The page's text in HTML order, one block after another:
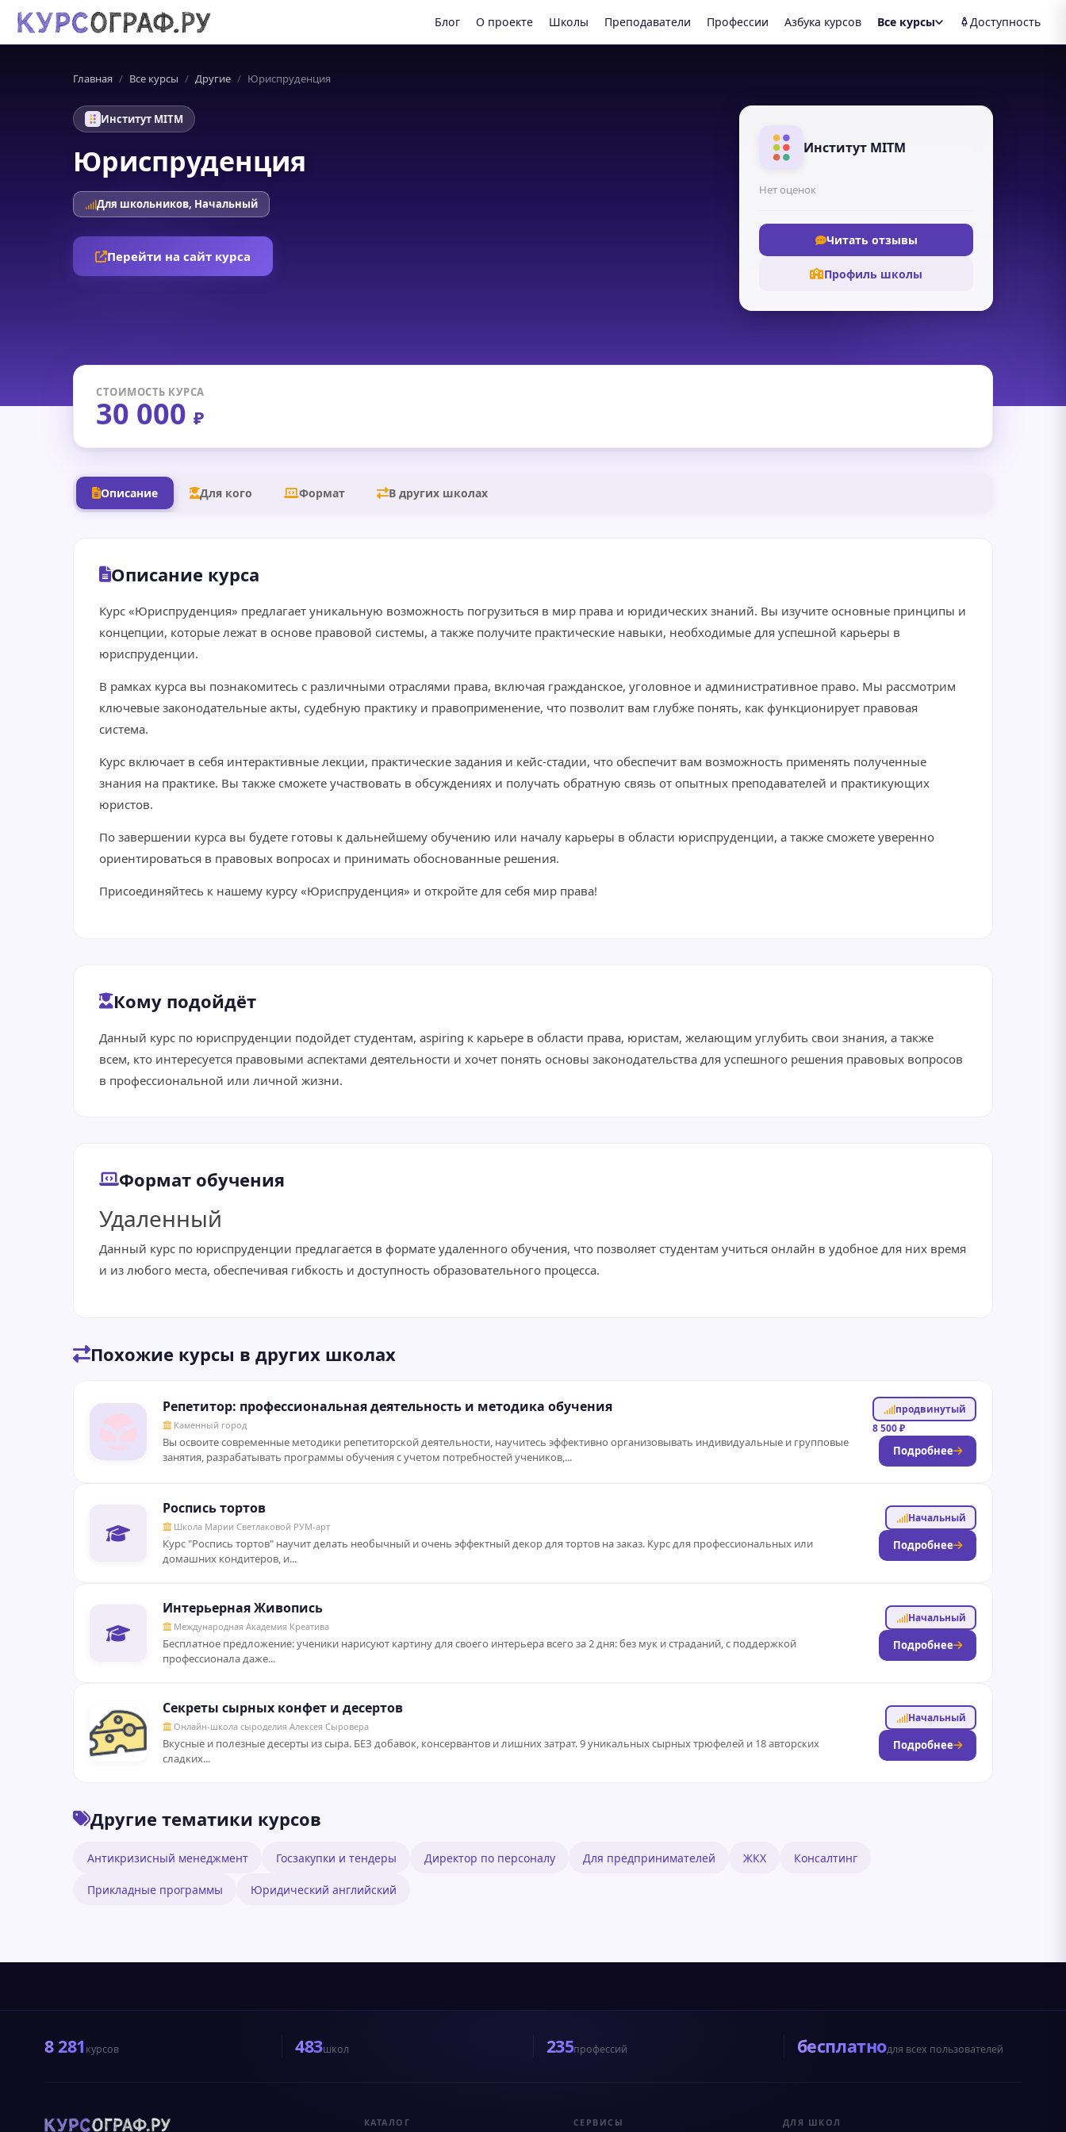
Блог О проекте Школы Преподаватели Профессии Азбука курсов Все курсы Доступность
Главная Все курсы Другие Юриспруденция
Институт MITM
Юриспруденция
Для школьников, Начальный
Перейти на сайт курса
Институт MITM
Нет оценок
Читать отзывы
Профиль школы
СТОИМОСТЬ КУРСА
30 000 ₽
Описание Для кого Формат В других школах
Описание курса
Курс «Юриспруденция» предлагает уникальную возможность погрузиться в мир права и юридических знаний. Вы изучите основные принципы и
концепции, которые лежат в основе правовой системы, а также получите практические навыки, необходимые для успешной карьеры в
юриспруденции.
В рамках курса вы познакомитесь с различными отраслями права, включая гражданское, уголовное и административное право. Мы рассмотрим
ключевые законодательные акты, судебную практику и правоприменение, что позволит вам глубже понять, как функционирует правовая
система.
Курс включает в себя интерактивные лекции, практические задания и кейс-стадии, что обеспечит вам возможность применять полученные
знания на практике. Вы также сможете участвовать в обсуждениях и получать обратную связь от опытных преподавателей и практикующих
юристов.
По завершении курса вы будете готовы к дальнейшему обучению или началу карьеры в области юриспруденции, а также сможете уверенно
ориентироваться в правовых вопросах и принимать обоснованные решения.
Присоединяйтесь к нашему курсу «Юриспруденция» и откройте для себя мир права!
Кому подойдёт
Данный курс по юриспруденции подойдет студентам, aspiring к карьере в области права, юристам, желающим углубить свои знания, а также
всем, кто интересуется правовыми аспектами деятельности и хочет понять основы законодательства для успешного решения правовых вопросов
в профессиональной или личной жизни.
Формат обучения
Удаленный
Данный курс по юриспруденции предлагается в формате удаленного обучения, что позволяет студентам учиться онлайн в удобное для них время
и из любого места, обеспечивая гибкость и доступность образовательного процесса.
Похожие курсы в других школах
Репетитор: профессиональная деятельность и методика обучения
Каменный город
Вы освоите современные методики репетиторской деятельности, научитесь эффективно организовывать индивидуальные и групповые
занятия, разрабатывать программы обучения с учетом потребностей учеников,...
продвинутый
8 500 ₽
Подробнее
Роспись тортов
Школа Марии Светлаковой РУМ-арт
Курс "Роспись тортов" научит делать необычный и очень эффектный декор для тортов на заказ. Курс для профессиональных или
домашних кондитеров, и...
Начальный
Подробнее
Интерьерная Живопись
Международная Академия Креатива
Бесплатное предложение: ученики нарисуют картину для своего интерьера всего за 2 дня: без мук и страданий, с поддержкой
профессионала даже...
Начальный
Подробнее
Секреты сырных конфет и десертов
Онлайн-школа сыроделия Алексея Сыровера
Вкусные и полезные десерты из сыра. БЕЗ добавок, консервантов и лишних затрат. 9 уникальных сырных трюфелей и 18 авторских
сладких...
Начальный
Подробнее
Другие тематики курсов
Антикризисный менеджмент Госзакупки и тендеры Директор по персоналу Для предпринимателей ЖКХ Консалтинг
Прикладные программы Юридический английский
8 281 курсов 483школ 235профессий бесплатнодля всех пользователей
КАТАЛОГ СЕРВИСЫ ДЛЯ ШКОЛ